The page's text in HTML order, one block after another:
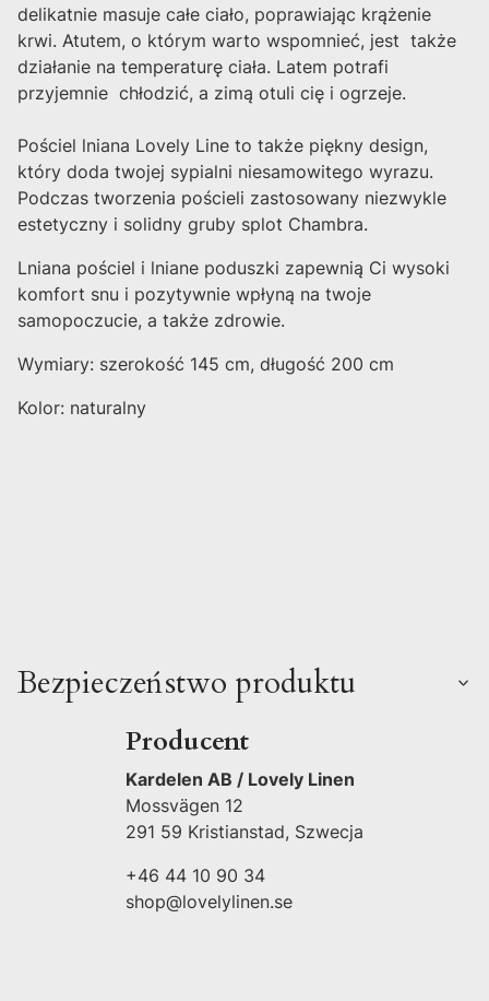
delikatnie masuje całe ciało, poprawiając krążenie
krwi. Atutem, o którym warto wspomnieć, jest także
działanie na temperaturę ciała. Latem potrafi
przyjemnie chłodzić, a zimą otuli cię i ogrzeje.
Pościel lniana Lovely Line to także piękny design,
który doda twojej sypialni niesamowitego wyrazu.
Podczas tworzenia pościeli zastosowany niezwykle
estetyczny i solidny gruby splot Chambra.
Lniana pościel i lniane poduszki zapewnią Ci wysoki
komfort snu i pozytywnie wpłyną na twoje
samopoczucie, a także zdrowie.
Wymiary: szerokość 145 cm, długość 200 cm
Kolor: naturalny
Bezpieczeństwo produktu
Producent
Kardelen AB / Lovely Linen
Mossvägen 12
291 59 Kristianstad, Szwecja
+46 44 10 90 34
shop@lovelylinen.se